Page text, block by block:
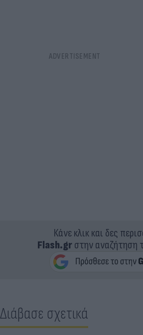
Κάνε κλικ και δες
Flash.grστην αναζήτηση
Διάβασε σχετικά